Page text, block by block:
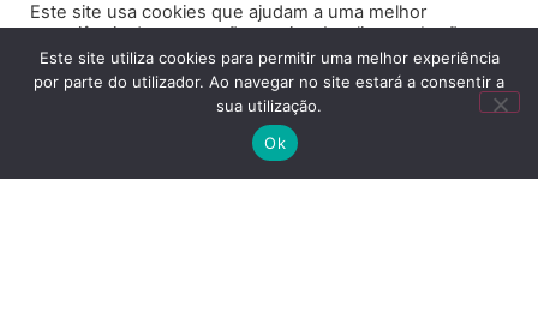
Este site usa cookies que ajudam a uma melhor
experiência de navegação no site. Ao clicar no botão
“Aceitar” ou continuar a visualizar o nosso site, você
concorda com o uso de cookies no nosso site.
Este site utiliza cookies para permitir uma melhor experiência
por parte do utilizador. Ao navegar no site estará a consentir a
sua utilização.
Ok